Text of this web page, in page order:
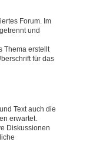
Forum. Im
und
Thema erstellt
für das
Text auch die
erwartet.
Diskussionen